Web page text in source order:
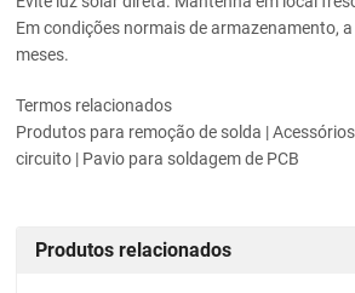
Em condições normais de armazenamento,
meses.
Termos relacionados
Produtos para remoção de solda |
circuito | Pavio para soldagem de PCB
Produtos relacionados